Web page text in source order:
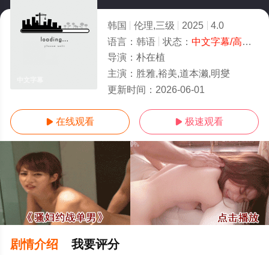
韩国 伦理,三级 2025
4.0
语言： 韩语 状态： 中文字幕/高清
导演： 朴在植
主演： 胜雅,裕美,道本濑,明燮
更新时间： 2026-06-01
 在线观看  极速观看
剧情介绍 我要评分